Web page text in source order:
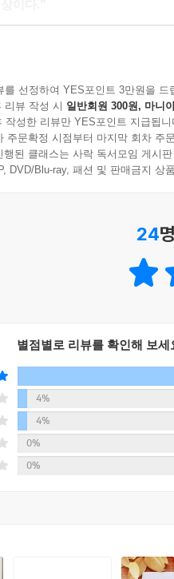
지프(Jeep)차’가 그렇듯, 봉고
장」중에서
스도, 케인스도 아닌 슘페터
본주의의 발전을 이끌 요인은
자본주의 시장경제하에서는
대출이 용이하고 이율도 낮아
명’이라고 할 만큼 석유가 갖
사건에서 OPEC은 생산량 조
급상승했다. 석유의 무기화가
의 주요 사건」중에서
패권에 금이 가기 시작한 것
태가 세계금융위기로 번지면
때문이다. ‘IT강국 대한민국
민하고 있다. 또 코로나19가
금 인상으로 다시 허리띠를
내며 우리 경제 성장에 힘을
있는 긍정적인 면도 있다.
혜안이 필요하다.
한 페이지마다 하나의 이야기
정책과 성과, 한계를 정리 /
는 추억을, 몰랐던 이에게는 새
를 선정하여 YES포인트 3만원을 드
리뷰 작성 시 일반회원 300원, 마니
작성한 리뷰만 YES포인트 지급됩니
주문확정 시점부터 마지막 회차 주
행된 클래스는 사락 독서모임 게시
DVD/Blu-ray, 패션 및 판매금지 상
24
별점별로 리뷰를 확인해 보세
4%
4%
0%
0%